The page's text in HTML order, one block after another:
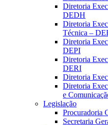
Diretoria
DEDH
Diretoria
Técnica –
Diretoria
DEPI
Diretoria
DERI
Diretoria
Diretoria
e
Legislação
Procuradoria
Secretaria